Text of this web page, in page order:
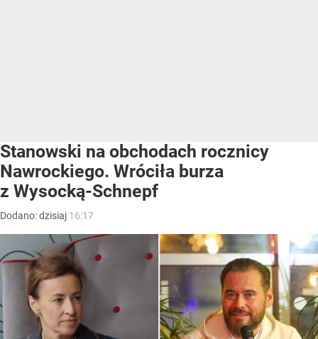
Stanowski na obchodach rocznicy
Nawrockiego. Wróciła burza
z Wysocką-Schnepf
Dodano:dzisiaj 16:17